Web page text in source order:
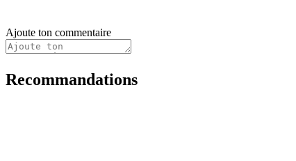
Ajoute ton commentaire
Recommandations